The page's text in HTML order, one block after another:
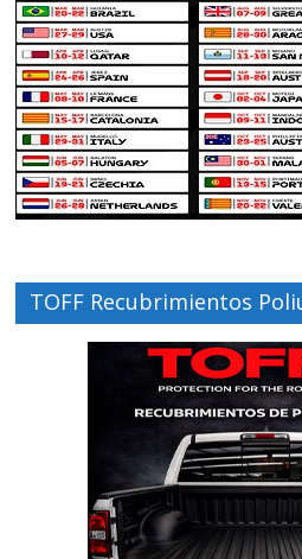
TOFF Recubrimientos